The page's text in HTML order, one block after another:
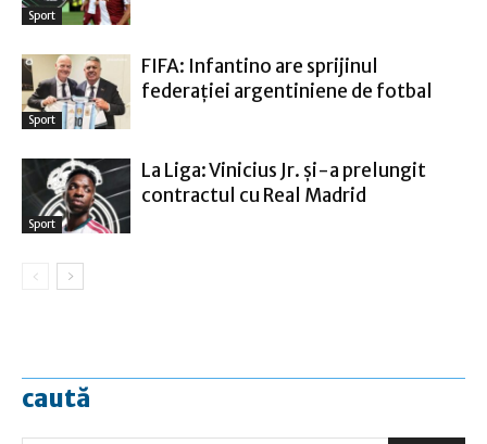
Sport
Sport
FIFA: Infantino are sprijinul
federaţiei argentiniene de fotbal
Sport
La Liga: Vinicius Jr. şi-a prelungit
contractul cu Real Madrid
caută